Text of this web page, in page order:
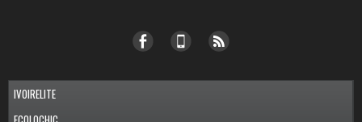
IVOIRELITE